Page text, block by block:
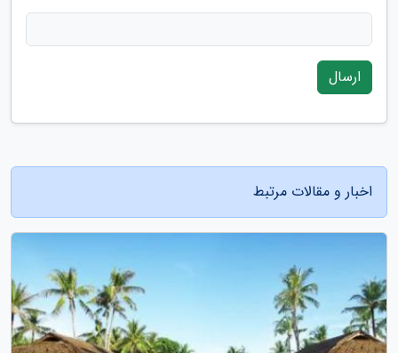
ارسال
اخبار و مقالات مرتبط